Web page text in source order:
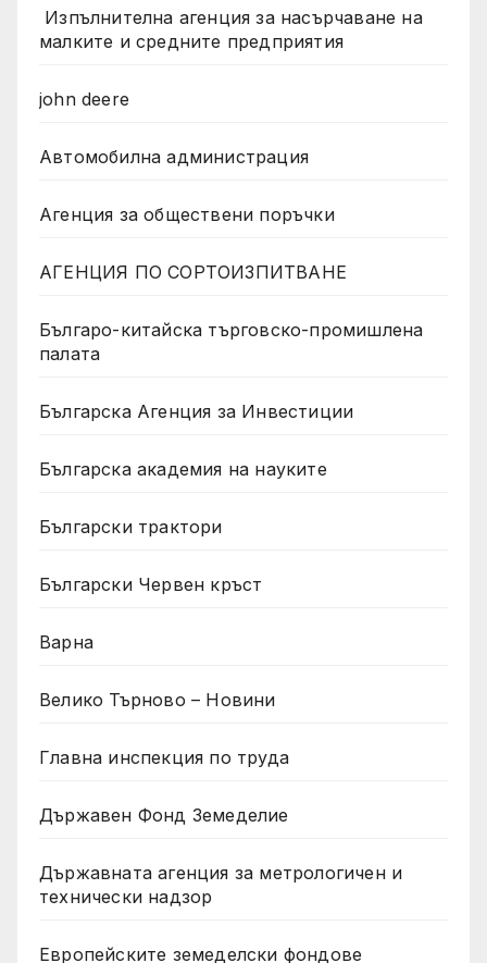
Изпълнителна агенция за насърчаване на
малките и средните предприятия
john deere
Автомобилна администрация
Агенция за обществени поръчки
АГЕНЦИЯ ПО СОРТОИЗПИТВАНЕ
Българо-китайска търговско-промишлена
палата
Българска Агенция за Инвестиции
Българска академия на науките
Български трактори
Български Червен кръст
Варна
Велико Търново – Новини
Главна инспекция по труда
Държавен Фонд Земеделие
Държавната агенция за метрологичен и
технически надзор
Европейските земеделски фондове